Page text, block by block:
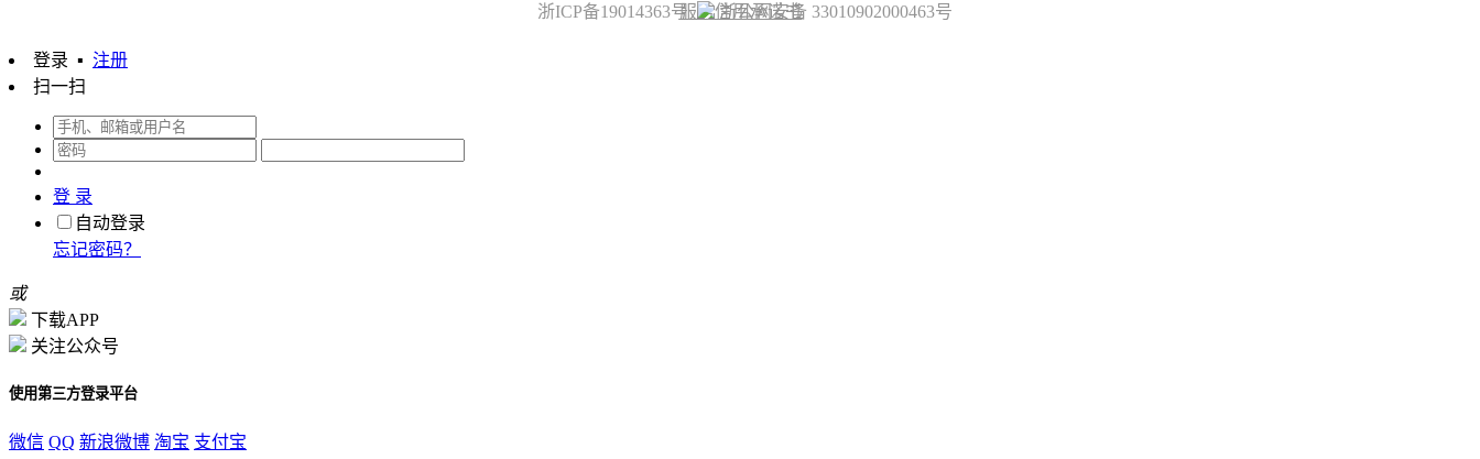
服务信用承诺书
浙ICP备19014363号 浙公网安备 33010902000463号
登录 ▪ 注册
扫一扫
登 录
自动登录
忘记密码？
或
下载APP
关注公众号
使用第三方登录平台
微信 QQ 新浪微博 淘宝 支付宝